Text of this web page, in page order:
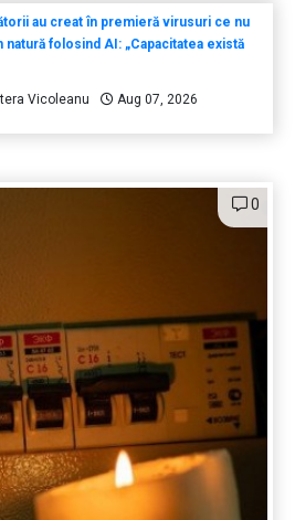
au creat în premieră virusuri ce nu
natură folosind AI: „Capacitatea există
Vicoleanu Aug 07, 2026
0